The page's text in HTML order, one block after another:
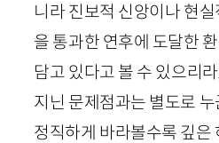
니라 진보적 신앙이나 현
을 통과한 연후에 도달한
담고 있다고 볼 수 있으리
지닌 문제점과는 별도로
정직하게 바라볼수록 깊은